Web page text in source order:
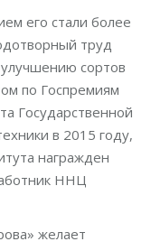
его стали более
труд
сортов
по Госпремиям
Государственной
в 2015 году,
награжден
ННЦ
желает